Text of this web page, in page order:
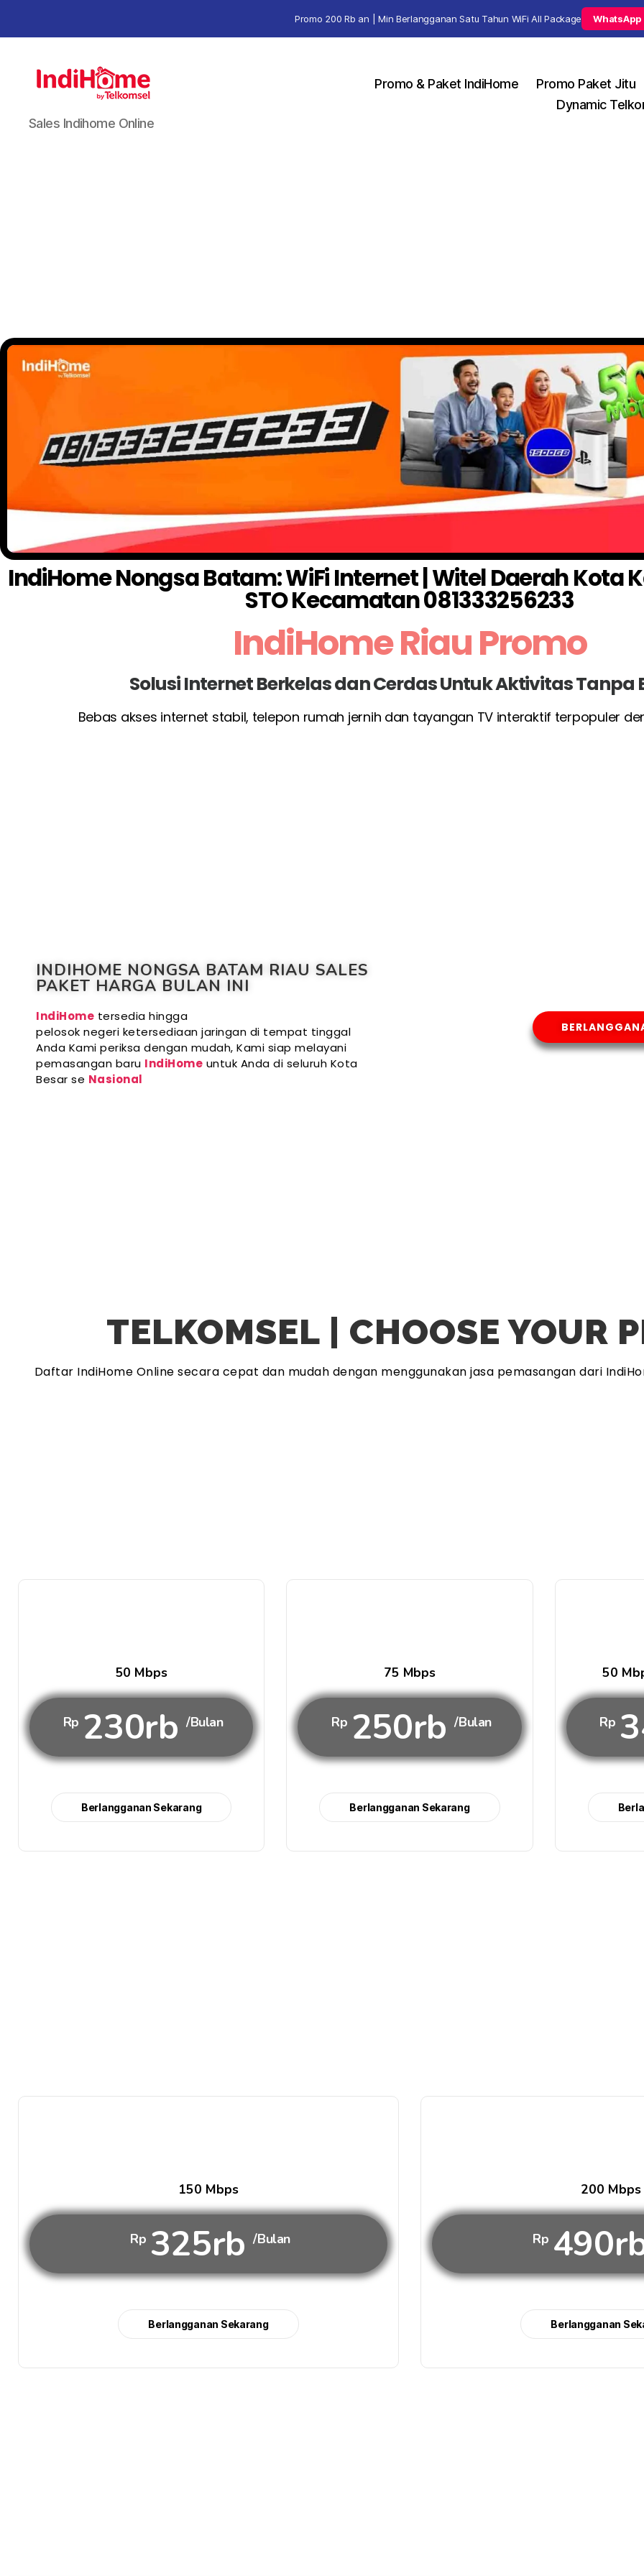
Sales Indihome Online
Promo & Paket IndiHome
Promo Paket Jitu
Dynamic
IndiHome Nongsa Batam: WiFi Internet | Witel Daerah Kota
STO Kecamatan 081333256233
IndiHome Riau Promo
Solusi Internet Berkelas dan Cerdas Untuk Aktivitas Tanpa
Bebas akses internet stabil, telepon rumah jernih dan tayangan TV interaktif terpopuler
INDIHOME NONGSA BATAM RIAU SALES
PAKET HARGA BULAN INI
IndiHome tersedia hingga
pelosok negeri ketersediaan jaringan di tempat tinggal
Anda Kami periksa dengan mudah, Kami siap melayani
pemasangan baru IndiHome untuk Anda di seluruh Kota
Besar se Nasional
TELKOMSEL | CHOOSE YOUR
Daftar IndiHome Online secara cepat dan mudah dengan menggunakan jasa pemasangan dari
50 Mbps
Rp 230rb /Bulan
Berlangganan Sekarang
75 Mbps
Rp 250rb /Bulan
Berlangganan Sekarang
50
Rp
150 Mbps
Rp 325rb /Bulan
Berlangganan Sekarang
200 Mbps
Rp
Berlangganan
Promo 200 Rb an | Min Berlangganan Satu Tahun WiFi All Package WhatsApp